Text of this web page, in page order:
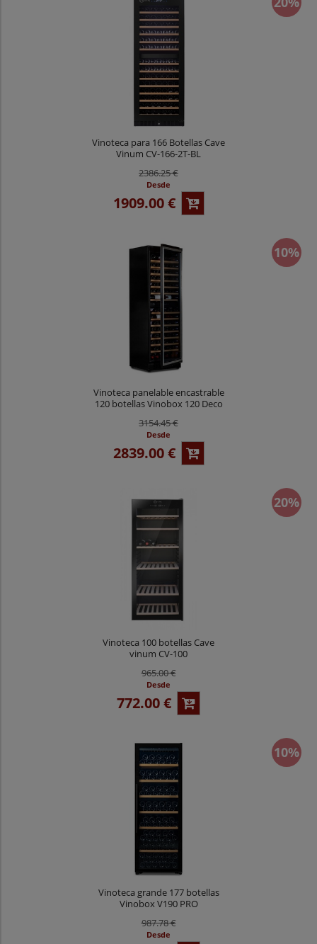
Vinoteca para 166 Botellas Cave
Vinum CV-166-2T-BL
2386.25 €
Desde
1909.00 €
10%
Vinoteca panelable encastrable
120 botellas Vinobox 120 Deco
3154.45 €
Desde
2839.00 €
20%
Vinoteca 100 botellas Cave
vinum CV-100
965.00 €
Desde
772.00 €
10%
Vinoteca grande 177 botellas
Vinobox V190 PRO
987.78 €
Desde